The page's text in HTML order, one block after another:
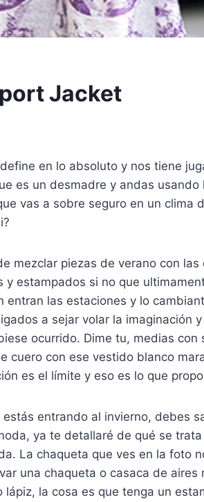
Jacket
en lo absoluto y nos tiene
es un desmadre y andas usando
vas a sobre seguro en un clima
mezclar piezas de verano con
y estampados si no que
entran las estaciones y lo
a sejar volar la imaginación
ocurrido. Dime tu, medias con
cuero con ese vestido blanco
es el límite y eso es lo que
entrando al invierno, debes
ya te detallaré de qué se
La chaqueta que ves en la foto
una chaqueta o casaca de aires
la cosa es que tenga un